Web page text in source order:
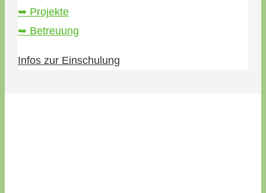
➥ Projekte
➥ Betreuung
Infos zur Einschulung